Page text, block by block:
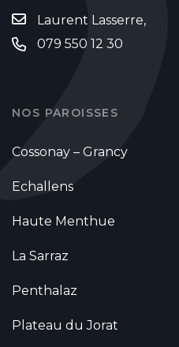
Laurent Lasserre,
079 550 12 30
NOS PAROISSES
Cossonay – Grancy
Echallens
Haute Menthue
La Sarraz
Penthalaz
Plateau du Jorat